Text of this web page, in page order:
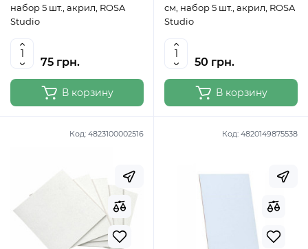
набор 5 шт., акрил, ROSA
Studio
75 грн.
В корзину
см, набор 5 шт., акрил, ROSA
Studio
50 грн.
В корзину
Код: 4823100002516 Код: 4820149875538